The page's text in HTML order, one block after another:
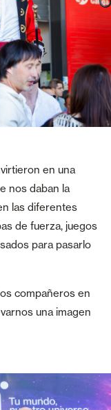
en una
nos daban la
las diferentes
de fuerza, juegos
para pasarlo
compañeros en
una imagen